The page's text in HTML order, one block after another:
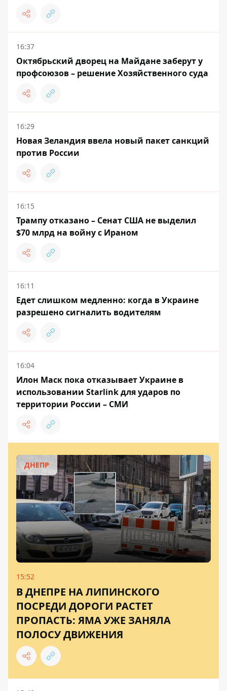
16:37
Октябрьский дворец на Майдане заберут у
профсоюзов – решение Хозяйственного суда
16:29
Новая Зеландия ввела новый пакет санкций
против России
16:15
Трампу отказано – Сенат США не выделил
$70 млрд на войну с Ираном
16:11
Едет слишком медленно: когда в Украине
разрешено сигналить водителям
16:04
Илон Маск пока отказывает Украине в
использовании Starlink для ударов по
территории России – СМИ
ДНЕПР
15:52
В ДНЕПРЕ НА ЛИПИНСКОГО
ПОСРЕДИ ДОРОГИ РАСТЕТ
ПРОПАСТЬ: ЯМА УЖЕ ЗАНЯЛА
ПОЛОСУ ДВИЖЕНИЯ